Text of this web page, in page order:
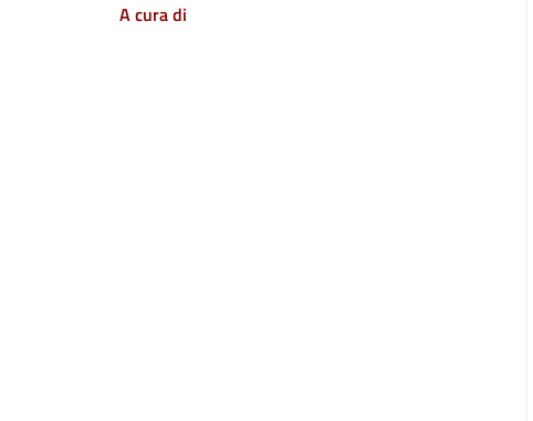
A cura di